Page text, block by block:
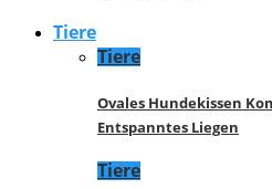
Tiere
Tiere
Ovales Hundekissen
Entspanntes Liegen
Tiere